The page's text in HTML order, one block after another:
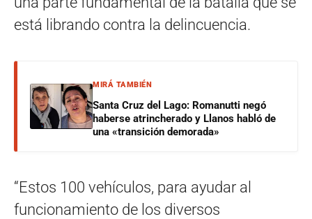
está librando contra la delincuencia.
MIRÁ TAMBIÉN
Santa Cruz del Lago: Romanutti negó
haberse atrincherado y Llanos habló de
una «transición demorada»
“Estos 100 vehículos, para ayudar al
funcionamiento de los diversos